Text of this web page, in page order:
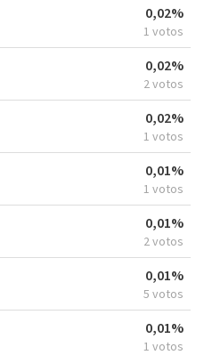
0,02%
1 votos
0,02%
2 votos
0,02%
1 votos
0,01%
1 votos
0,01%
2 votos
0,01%
5 votos
0,01%
1 votos